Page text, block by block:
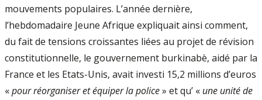
mouvements populaires. L’année dernière,
l’hebdomadaire Jeune Afrique expliquait ainsi comment,
du fait de tensions croissantes liées au projet de révision
constitutionnelle, le gouvernement burkinabè, aidé par la
France et les Etats-Unis, avait investi 15,2 millions d’euros
«pour réorganiser et équiper la police» et qu’ « une unité de